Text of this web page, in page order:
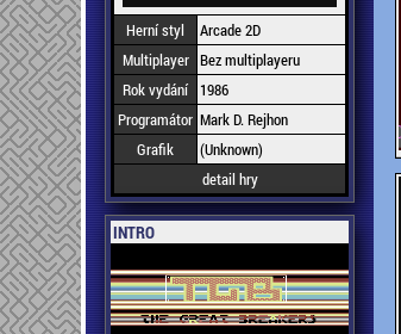
Herní styl
Arcade 2D
Multiplayer Bez multiplayeru
Rok vydání
1986
Programátor Mark D. Rejhon
Grafik
(Unknown)
detail hry
INTRO